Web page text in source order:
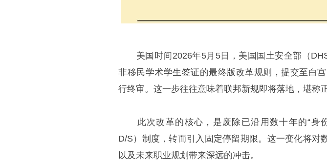
美国时间2026年5月5日，美国国土安全部（
非移民学术学生签证的最终版改革规则，提交至白
行终审。这一步往往意味着联邦新规即将落地，堪称
此次改革的核心，是废除已沿用数十年的“身份
D/S）制度，转而引入固定停留期限。这一变化将对
以及未来职业规划带来深远的冲击。